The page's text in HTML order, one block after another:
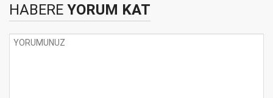
HABERE YORUM KAT